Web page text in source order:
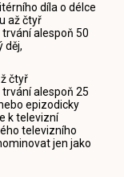
díla o délce
až čtyř
alespoň 50
děj,
čtyř
alespoň 25
epizodicky
k televizní
televizního
jen jako